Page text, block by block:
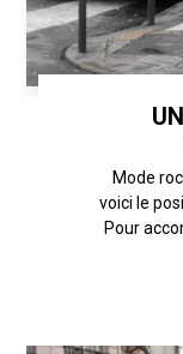
Mode
voici le
Pour